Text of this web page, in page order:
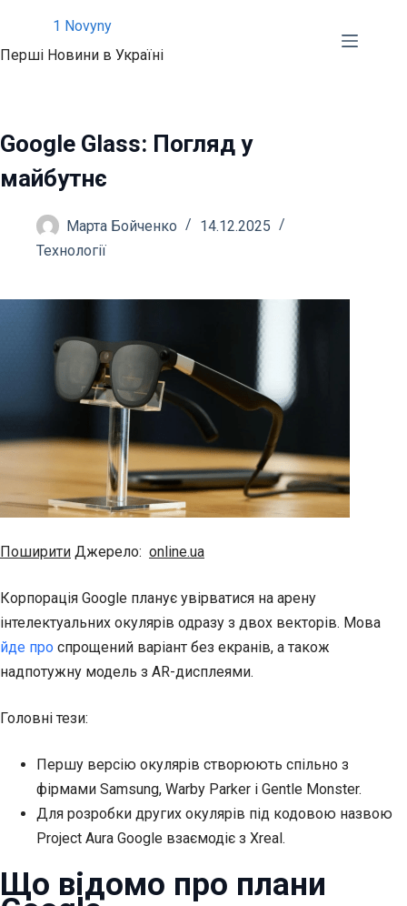
вмісту
1 Novyny
Перші Новини в Україні
Google Glass: Погляд у
майбутнє
Марта Бойченко
14.12.2025
Технології
Поширити Джерело: online.ua
Корпорація Google планує увірватися на арену
інтелектуальних окулярів одразу з двох векторів. Мова
йде про спрощений варіант без екранів, а також
надпотужну модель з AR-дисплеями.
Головні тези:
Першу версію окулярів створюють спільно з
фірмами Samsung, Warby Parker і Gentle Monster.
Для розробки других окулярів під кодовою назвою
Project Aura Google взаємодіє з Xreal.
Що відомо про плани